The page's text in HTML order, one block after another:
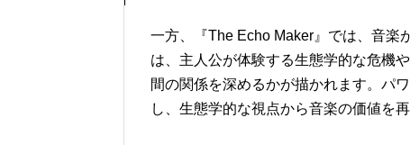
一方、『The Echo Maker』では、音楽
は、主人公が体験する生態学的な危機
間の関係を深めるかが描かれます。パ
し、生態学的な視点から音楽の価値を再